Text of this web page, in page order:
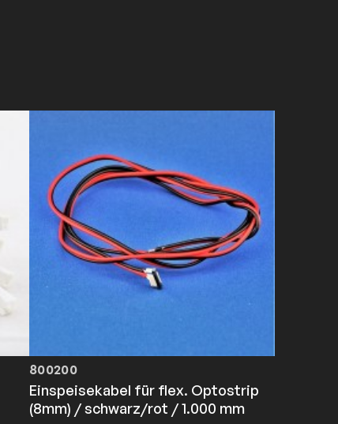
800200
Einspeisekabel für flex. Optostrip
(8mm) / schwarz/rot / 1.000 mm